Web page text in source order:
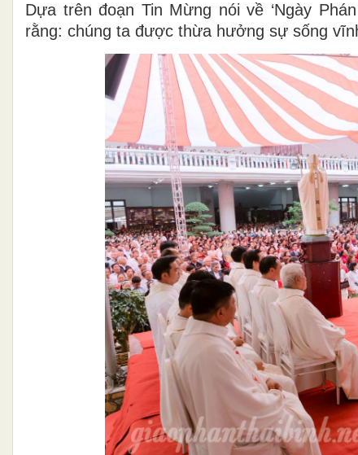
Dựa trên đoạn Tin Mừng nói về ‘Ngày
rằng: chúng ta được thừa hưởng sự sống